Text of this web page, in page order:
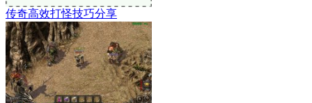
传奇高效打怪技巧分享